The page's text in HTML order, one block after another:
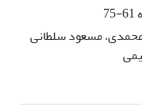
61-75
مسعود سلطانی